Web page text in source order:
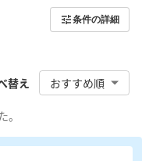
条件の詳細
替え おすすめ順